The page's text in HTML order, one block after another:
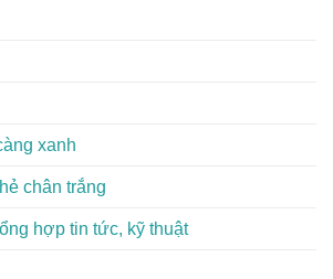
xanh
chân trắng
hợp tin tức, kỹ thuật